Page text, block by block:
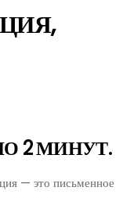
2 МИНУТ.
— это письменное